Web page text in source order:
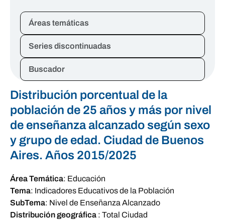
Áreas temáticas
Series discontinuadas
Buscador
Distribución porcentual de la
población de 25 años y más por nivel
de enseñanza alcanzado según sexo
y grupo de edad. Ciudad de Buenos
Aires. Años 2015/2025
Área Temática: Educación
Tema: Indicadores Educativos de la Población
SubTema: Nivel de Enseñanza Alcanzado
Distribución geográfica : Total Ciudad